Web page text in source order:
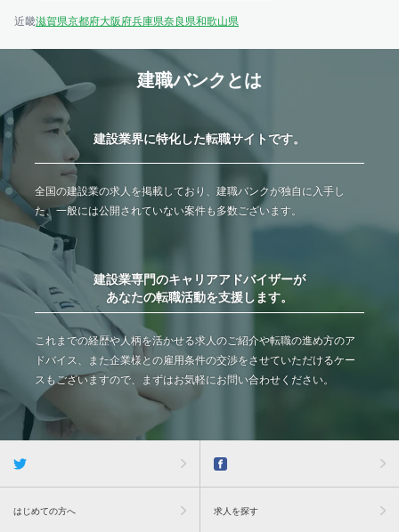
近畿滋賀県京都府大阪府兵庫県奈良県和歌山県
建職バンクとは
建設業界に特化した転職サイトです。
全国の建設業の求人を掲載しており、建職バンクが独自に入手し
た、一般には公開されていない案件も多数ございます。
建設業専門のキャリアアドバイザーが
あなたの転職活動を支援します。
これまでの経歴や人柄を活かせる求人のご紹介や転職の進め方のア
ドバイス、また企業様との雇用条件の交渉をさせていただけるケー
スもございますので、まずはお気軽にお問い合わせください。
はじめての方へ 求人を探す